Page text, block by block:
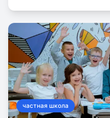
пространства,
пространственное
нашей Школе лепят,
конструируют из
лоскутков, пуговиц,
частная школа